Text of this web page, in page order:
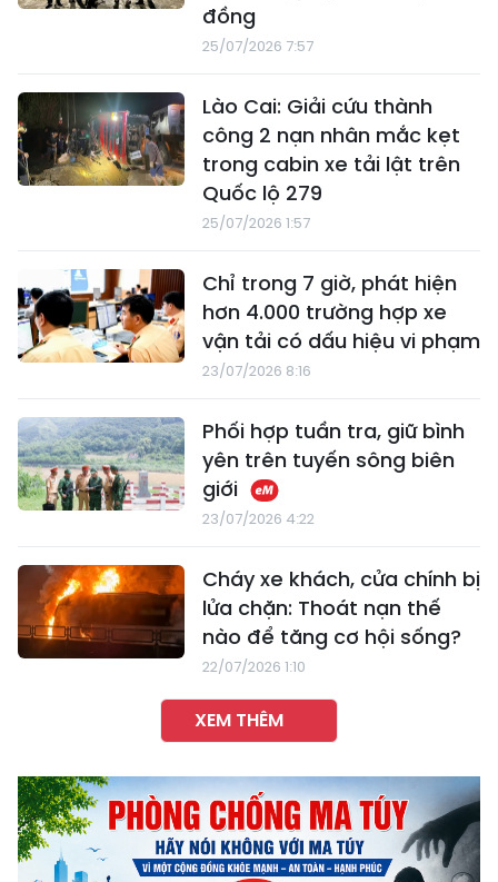
đồng
25/07/2026 7:57
Lào Cai: Giải cứu thành
công 2 nạn nhân mắc kẹt
trong cabin xe tải lật trên
Quốc lộ 279
25/07/2026 1:57
Chỉ trong 7 giờ, phát hiện
hơn 4.000 trường hợp xe
vận tải có dấu hiệu vi phạm
23/07/2026 8:16
Phối hợp tuần tra, giữ bình
yên trên tuyến sông biên
giới
23/07/2026 4:22
Cháy xe khách, cửa chính bị
lửa chặn: Thoát nạn thế
nào để tăng cơ hội sống?
22/07/2026 1:10
XEM THÊM